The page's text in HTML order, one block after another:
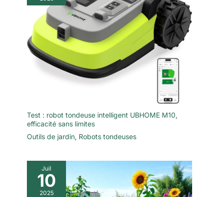
Test : robot tondeuse intelligent UBHOME M10,
efficacité sans limites
Outils de jardin, Robots tondeuses
Juil
10
2025